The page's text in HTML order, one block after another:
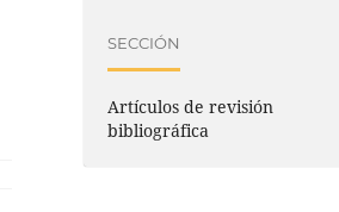
SECCIÓN
Artículos de revisión
bibliográfica